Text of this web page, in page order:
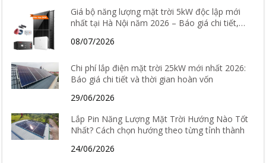
Giá bộ năng lượng mặt trời 5kW độc lập mới
nhất tại Hà Nội năm 2026 – Báo giá chi tiết,
08/07/2026
Chi phí lắp điện mặt trời 25kW mới nhất 2026:
Báo giá chi tiết và thời gian hoàn vốn
29/06/2026
Lắp Pin Năng Lượng Mặt Trời Hướng Nào Tốt
Nhất? Cách chọn hướng theo từng tỉnh thành
24/06/2026